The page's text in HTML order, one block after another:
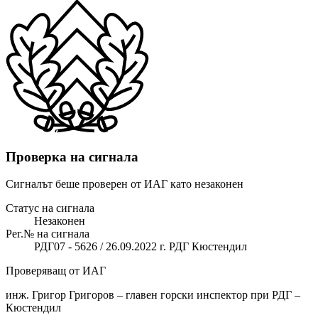
Проверка на сигнала
Сигналът беше проверен от ИАГ като незаконен
Статус на сигнала
Незаконен
Рег.№ на сигнала
РДГ07 - 5626 / 26.09.2022 г. РДГ Кюстендил
Проверяващ от ИАГ
инж. Григор Григоров – главен горски инспектор при РДГ –
Кюстендил